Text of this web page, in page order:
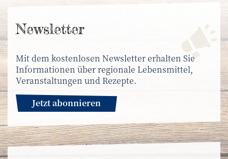
News­letter
Mit dem kostenlosen Newsletter erhalten Sie
Informationen über regionale Lebensmittel,
Veranstaltungen und Rezepte.
Jetzt abonnieren